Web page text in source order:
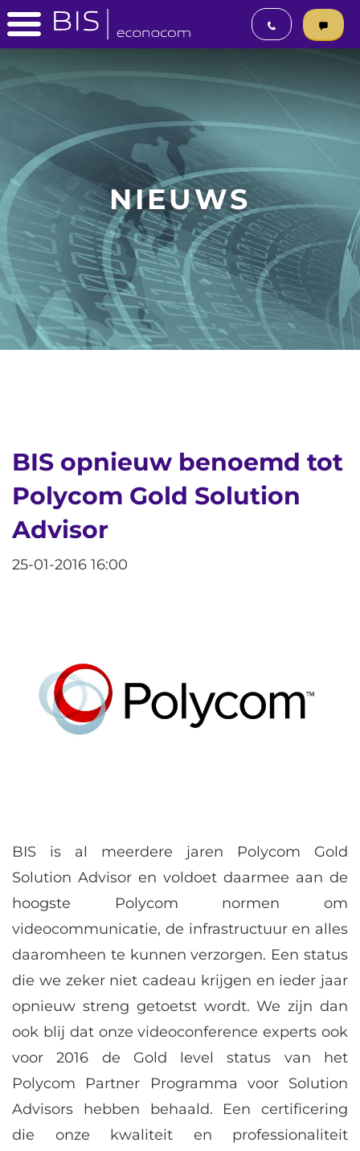
NIEUWS
BIS opnieuw benoemd tot
Polycom Gold Solution
Advisor
25-01-2016 16:00
BIS is al meerdere jaren Polycom Gold
Solution Advisor en voldoet daarmee aan de
hoogste Polycom normen om
videocommunicatie, de infrastructuur en alles
daaromheen te kunnen verzorgen. Een status
die we zeker niet cadeau krijgen en ieder jaar
opnieuw streng getoetst wordt. We zijn dan
ook blij dat onze videoconference experts ook
voor 2016 de Gold level status van het
Polycom Partner Programma voor Solution
Advisors hebben behaald. Een certificering
die onze kwaliteit en professionaliteit